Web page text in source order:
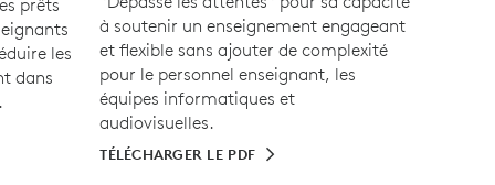
prêts
les
dans
à soutenir un enseignement engageant
et flexible sans ajouter de complexité
pour le personnel enseignant, les
équipes informatiques et
audiovisuelles.
TÉLÉCHARGER LE PDF